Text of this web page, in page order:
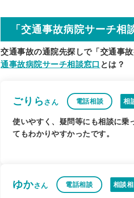
「交通事故病院サーチ相
交通事故の通院先探しで「交通事
通事故病院サーチ相談窓口 とは？
ごりらさん 電話相談 相
使いやすく、疑問等にも相談に乗
てもわかりやすかったです。
ゆかさん 電話相談 相談